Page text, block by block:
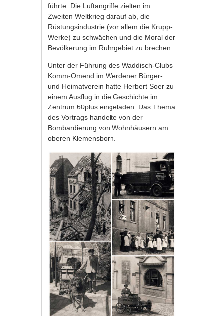
führte. Die Luftangriffe zielten im
Zweiten Weltkrieg darauf ab, die
Rüstungsindustrie (vor allem die Krupp-
Werke) zu schwächen und die Moral der
Bevölkerung im Ruhrgebiet zu brechen.
Unter der Führung des Waddisch-Clubs
Komm-Omend im Werdener Bürger-
und Heimatverein hatte Herbert Soer zu
einem Ausflug in die Geschichte im
Zentrum 60plus eingeladen. Das Thema
des Vortrags handelte von der
Bombardierung von Wohnhäusern am
oberen Klemensborn.